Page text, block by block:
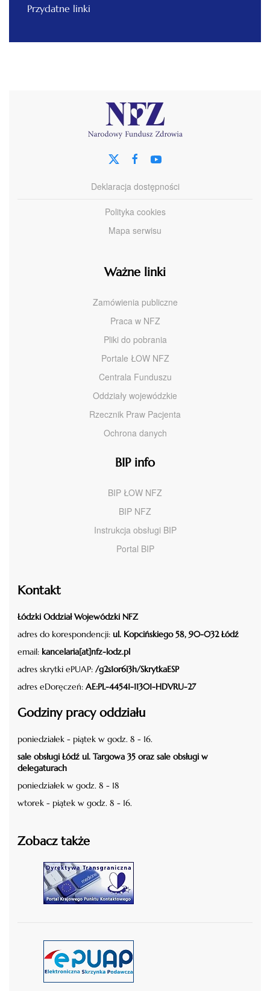
Przydatne linki
Deklaracja dostępności
Polityka cookies
Mapa serwisu
Ważne linki
Zamówienia publiczne
Praca w NFZ
Pliki do pobrania
Portale ŁOW NFZ
Centrala Funduszu
Oddziały wojewódzkie
Rzecznik Praw Pacjenta
Ochrona danych
BIP info
BIP ŁOW NFZ
BIP NFZ
Instrukcja obsługi BIP
Portal BIP
Kontakt
Łódzki Oddział Wojewódzki NFZ
adres do korespondencji: ul. Kopcińskiego 58, 90-032 Łódź
email: kancelaria[at]nfz-lodz.pl
adres skrytki ePUAP: /g2s1or6i3h/SkrytkaESP
adres eDoręczeń: AE:PL-44541-11301-HDVRU-27
Godziny pracy oddziału
poniedziałek - piątek w godz. 8 - 16.
sale obsługi Łódź ul. Targowa 35 oraz sale obsługi w
delegaturach
poniedziałek w godz. 8 - 18
wtorek - piątek w godz. 8 - 16.
Zobacz także
czytaj więcej
czytaj więcej